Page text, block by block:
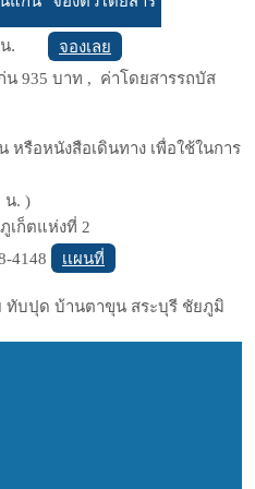
. จองเลย
935 บาท , ค่าโดยสารรถบัส
รือหนังสือเดินทาง เพื่อใช้ในการ
น. )
เก็ตแห่งที่ 2
4148
เเผนที่
ทับปุด บ้านตาขุน สระบุรี ชัยภูมิ